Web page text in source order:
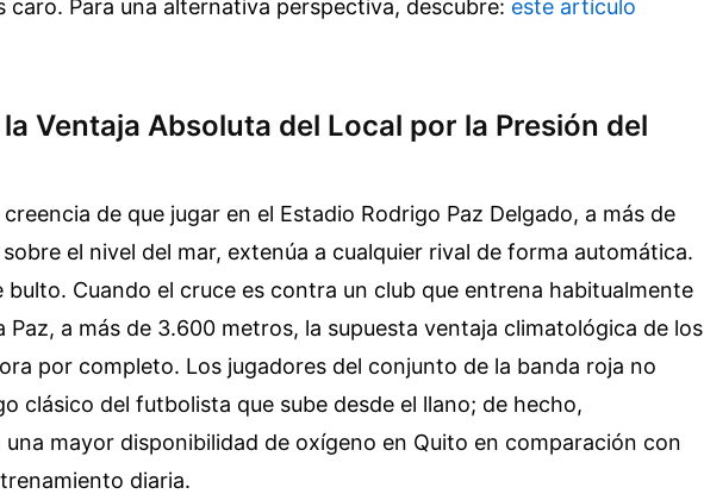
caro. Para una alternativa perspectiva, descubre: este artículo
Ventaja Absoluta del Local por la Presión del
de que jugar en el Estadio Rodrigo Paz Delgado, a más de
el nivel del mar, extenúa a cualquier rival de forma automática.
bulto. Cuando el cruce es contra un club que entrena habitualmente
Paz, a más de 3.600 metros, la supuesta ventaja climatológica de los
por completo. Los jugadores del conjunto de la banda roja no
clásico del futbolista que sube desde el llano; de hecho,
mayor disponibilidad de oxígeno en Quito en comparación con
diaria.